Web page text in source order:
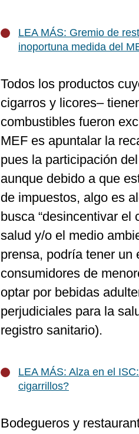
LEA MÁS: Gremio de
inoportuna medida del
Todos los productos
cigarros y licores–
combustibles fueron
MEF es apuntalar la
pues la participación del
aunque debido a que
de impuestos, algo es
busca “desincentivar el
salud y/o el medio
prensa, podría tener un
consumidores de
optar por bebidas
perjudiciales para la
registro sanitario).
LEA MÁS: Alza en el
cigarrillos?
Bodegueros y